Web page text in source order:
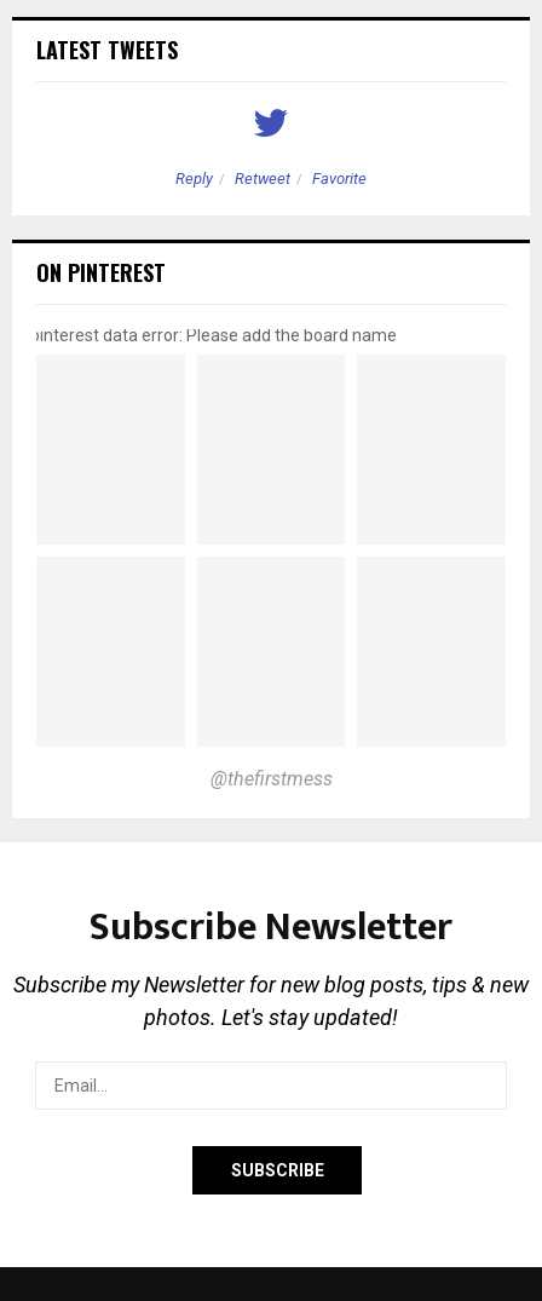
LATEST TWEETS
Reply Retweet Favorite
ON PINTEREST
pinterest data error: Please add the board name
@thefirstmess
Subscribe Newsletter
Subscribe my Newsletter for new blog posts, tips & new
photos. Let's stay updated!